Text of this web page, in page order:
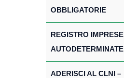
OBBLIGATORIE
REGISTRO IMPRESE
AUTODETERMINATE
ADERISCI AL CLNI –